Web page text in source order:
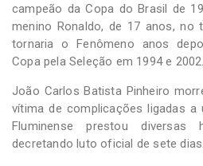
campeão da Copa do Brasil de
menino Ronaldo, de 17 anos, no
tornaria o Fenômeno anos
Copa pela Seleção em 1994 e 2002.
João Carlos Batista Pinheiro
vítima de complicações ligadas
Fluminense prestou diversas
decretando luto oficial de sete dias.